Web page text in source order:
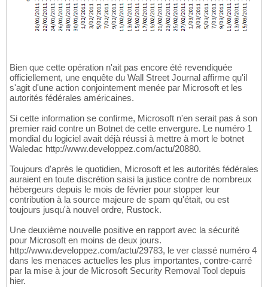
Bien que cette opération n'ait pas encore été revendiquée
officiellement, une enquête du Wall Street Journal affirme qu'il
s'agit d'une action conjointement menée par Microsoft et les
autorités fédérales américaines.
Si cette information se confirme, Microsoft n'en serait pas à son
premier raid contre un Botnet de cette envergure. Le numéro 1
mondial du logiciel avait déjà réussi à mettre à mort le botnet
Waledac http://www.developpez.com/actu/20880.
Toujours d'après le quotidien, Microsoft et les autorités fédérales
auraient en toute discrétion saisi la justice contre de nombreux
hébergeurs depuis le mois de février pour stopper leur
contribution à la source majeure de spam qu'était, ou est
toujours jusqu'à nouvel ordre, Rustock.
Une deuxième nouvelle positive en rapport avec la sécurité
pour Microsoft en moins de deux jours.
http://www.developpez.com/actu/29783, le ver classé numéro 4
dans les menaces actuelles les plus importantes, contre-carré
par la mise à jour de Microsoft Security Removal Tool depuis
hier.